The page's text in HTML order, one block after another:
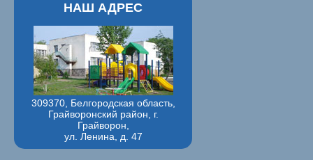
НАШ АДРЕС
309370, Белгородская область,
Грайворонский район, г.
Грайворон,
ул. Ленина, д. 47